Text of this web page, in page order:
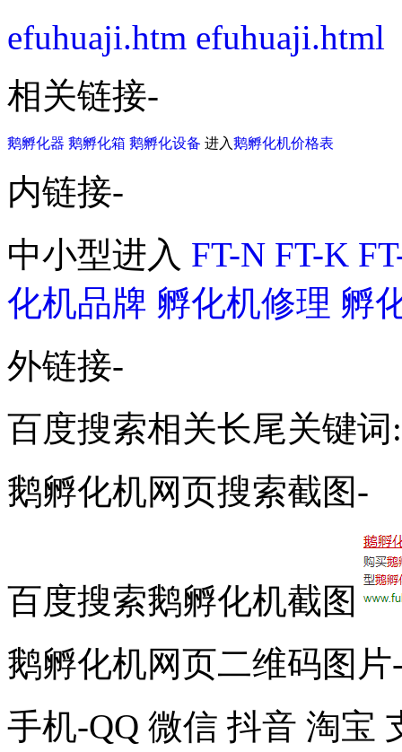
efuhuaji.htm efuhuaji.html
相关链接-
鹅孵化器 鹅孵化箱 鹅孵化设备 进入鹅孵化机价格表
内链接-
中小型进入 FT-N FT-K
化机品牌 孵化机修理 孵
外链接-
百度搜索相关长尾关键词:
鹅孵化机网页搜索截图-
百度搜索鹅孵化机截图
鹅孵化机网页二维码图片
手机-QQ 微信 抖音 淘宝